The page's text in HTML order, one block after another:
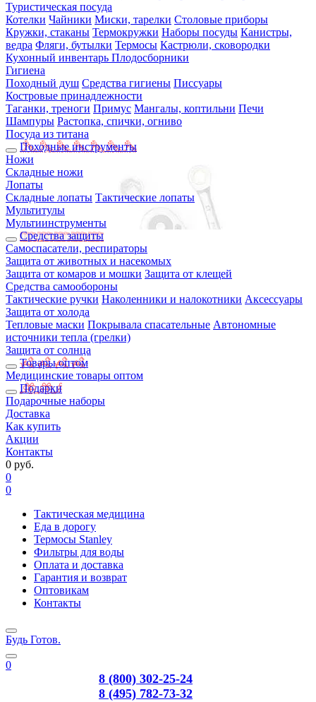
Туристическая посуда
Котелки Чайники Миски, тарелки Столовые приборы
Кружки, стаканы Термокружки Наборы посуды Канистры,
ведра Фляги, бутылки Термосы Кастрюли, сковородки
Кухонный инвентарь Плодосборники
Гигиена
Походный душ Средства гигиены Писсуары
Костровые принадлежности
Таганки, треноги Примус Мангалы, коптильни Печи
Шампуры Растопка, спички, огниво
Посуда из титана
Походные инструменты
Ножи
Складные ножи
Лопаты
Складные лопаты Тактические лопаты
Мультитулы
Мультиинструменты
Средства защиты
Самоспасатели, респираторы
Защита от животных и насекомых
Защита от комаров и мошки Защита от клещей
Средства самообороны
Тактические ручки Наколенники и налокотники Аксессуары
Защита от холода
Тепловые маски Покрывала спасательные Автономные
источники тепла (грелки)
Защита от солнца
Товары оптом
Медицинские товары оптом
Подарки
Подарочные наборы
Доставка
Как купить
Акции
Контакты
0 руб.
0
0
Тактическая медицина
Еда в дорогу
Термосы Stanley
Фильтры для воды
Оплата и доставка
Гарантия и возврат
Оптовикам
Контакты
Будь Готов.
0
8 (800) 302-25-24
8 (495) 782-73-32